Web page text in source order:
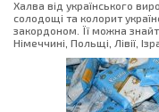
Халва від українського
солодощі та колорит
закордоном. Її можна
Німеччині, Польщі, Лівії,